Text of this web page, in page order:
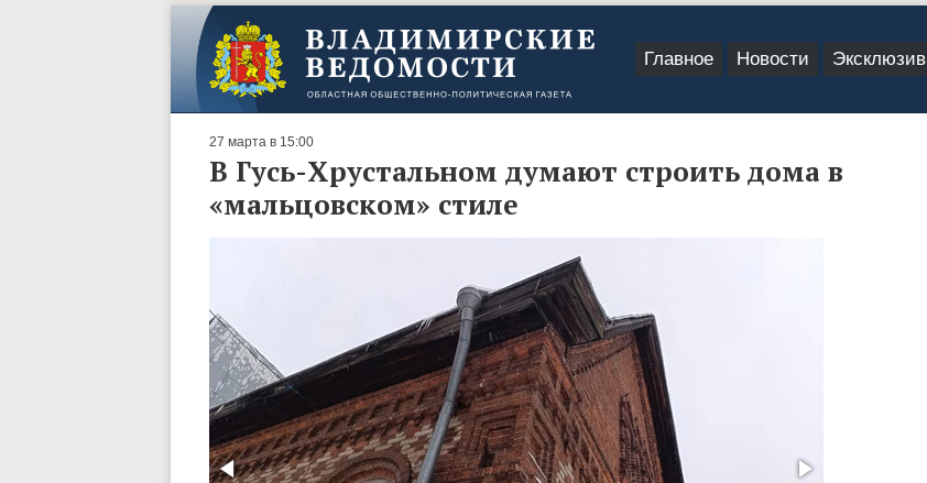
Главное Новости Эксклюзив
27 марта в 15:00
В Гусь-Хрустальном думают строить дома в
«мальцовском» стиле